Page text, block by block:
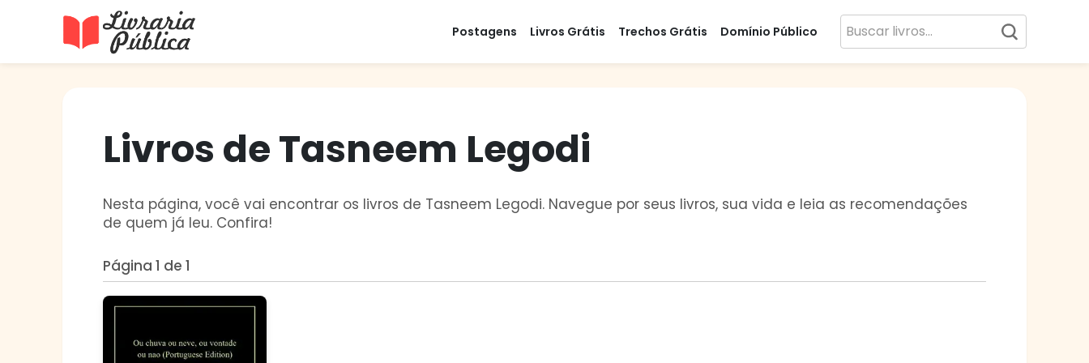
Postagens Livros Grátis Trechos Grátis Domínio Público
Livros de Tasneem Legodi
Nesta página, você vai encontrar os livros de Tasneem Legodi. Navegue por seus livros, sua vida e leia as recomendações
de quem já leu. Confira!
Página 1 de 1